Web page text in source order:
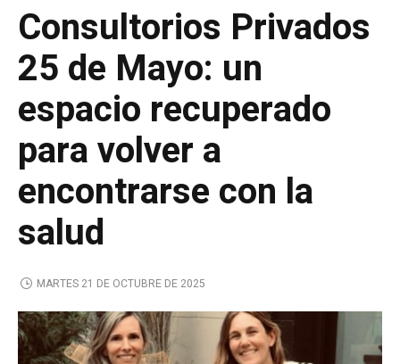
Consultorios Privados
25 de Mayo: un
espacio recuperado
para volver a
encontrarse con la
salud
MARTES 21 DE OCTUBRE DE 2025